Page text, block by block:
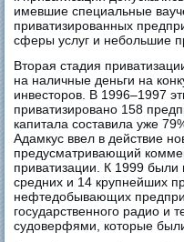
имевшие специальные
приватизированных
сферы услуг и небольшие
Вторая стадия
на наличные деньги на
инвесторов. В 1996–1997
приватизировано 158
капитала составила уже
Адамкус ввел в действие
предусматривающий
приватизации. К 1999
средних и 14 крупнейших
нефтедобывающих
государственного радио и
судоверфями, которые